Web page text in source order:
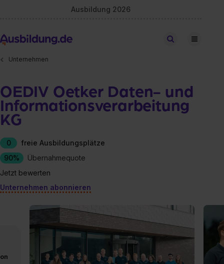
Ausbildung 2026
Stellen finden
Unternehmen
OEDIV Oetker Daten- und
Informationsverarbeitung
KG
0
freie Ausbildungsplätze
90%
Übernahmequote
Jetzt bewerten
Unternehmen abonnieren